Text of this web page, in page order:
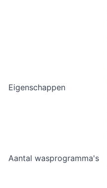
Eigenschappen
Aantal wasprogramma's